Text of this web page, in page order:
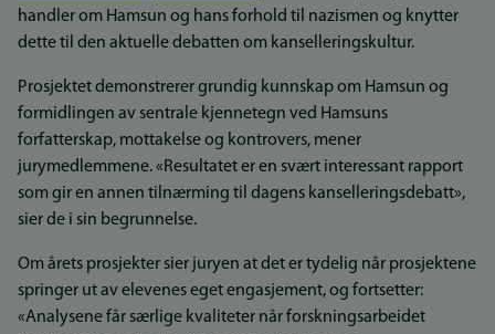
handler om Hamsun og hans forhold til nazismen og knytter
dette til den aktuelle debatten om kanselleringskultur.
Prosjektet demonstrerer grundig kunnskap om Hamsun og
formidlingen av sentrale kjennetegn ved Hamsuns
forfatterskap, mottakelse og kontrovers, mener
jurymedlemmene. «Resultatet er en svært interessant rapport
som gir en annen tilnærming til dagens kanselleringsdebatt»,
sier de i sin begrunnelse.
Om årets prosjekter sier juryen at det er tydelig når prosjektene
springer ut av elevenes eget engasjement, og fortsetter:
«Analysene får særlige kvaliteter når forskningsarbeidet